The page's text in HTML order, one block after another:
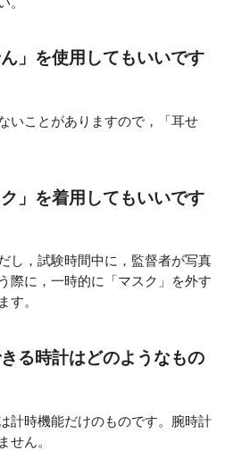
」を使用してもいいです
いことがありますので，「耳せ
」を着用してもいいです
し，試験時間中に，監督者が写真
際に，一時的に「マスク」を外す
す。
る時計はどのようなもの
計時機能だけのものです。腕時計
せん。